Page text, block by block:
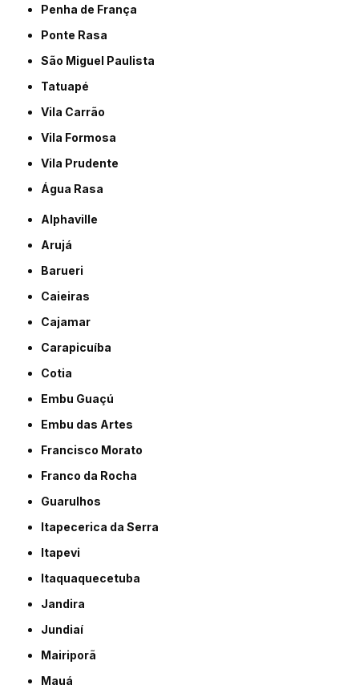
Penha de França
Ponte Rasa
São Miguel Paulista
Tatuapé
Vila Carrão
Vila Formosa
Vila Prudente
Água Rasa
Alphaville
Arujá
Barueri
Caieiras
Cajamar
Carapicuíba
Cotia
Embu Guaçú
Embu das Artes
Francisco Morato
Franco da Rocha
Guarulhos
Itapecerica da Serra
Itapevi
Itaquaquecetuba
Jandira
Jundiaí
Mairiporã
Mauá